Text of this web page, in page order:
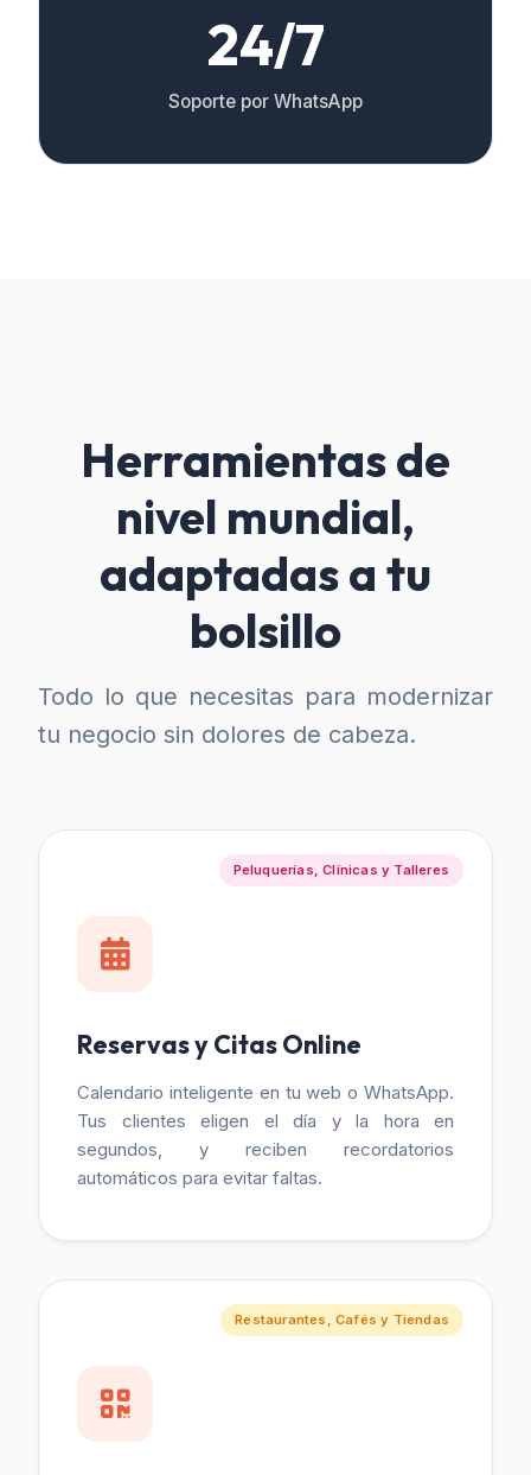
24/7
Soporte por WhatsApp
Herramientas de
nivel mundial,
adaptadas a tu
bolsillo
Todo lo que necesitas para modernizar
tu negocio sin dolores de cabeza.
Peluquerías, Clínicas y Talleres
Reservas y Citas Online
Calendario inteligente en tu web o WhatsApp.
Tus clientes eligen el día y la hora en
segundos, y reciben recordatorios
automáticos para evitar faltas.
Restaurantes, Cafés y Tiendas